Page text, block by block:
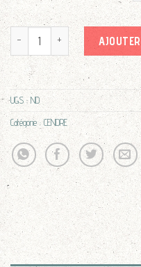
quantité de Miel de Thym Bio,
UGS : ND
Catégorie :CENDRE